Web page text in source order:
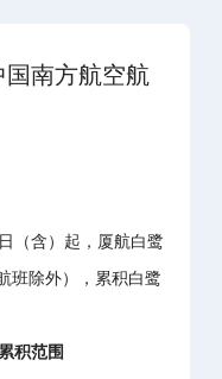
南方航空航
（含）起，厦航白鹭
班除外），累积白鹭
积范围